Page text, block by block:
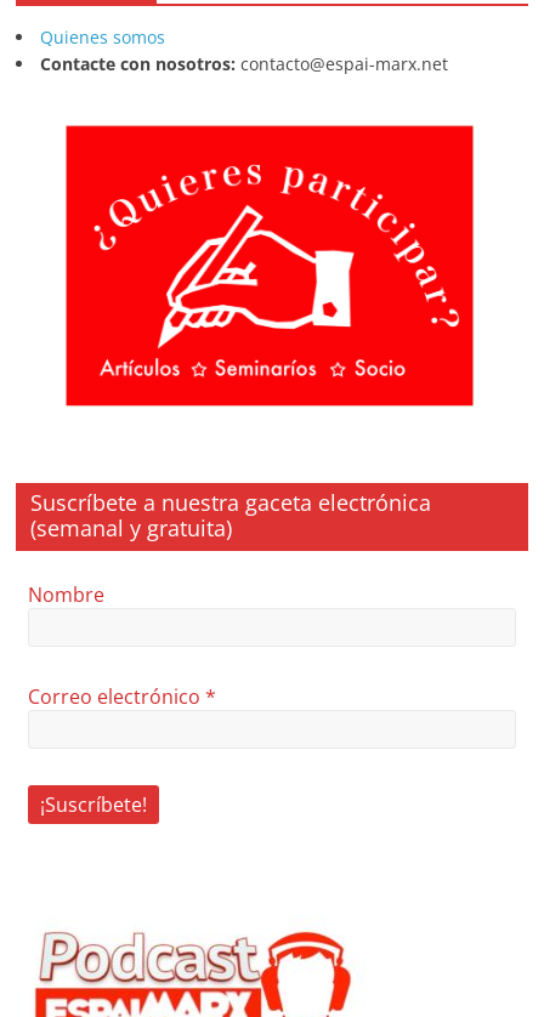
Quienes somos
Contacte con nosotros: contacto@espai-marx.net
Suscríbete a nuestra gaceta electrónica
(semanal y gratuita)
Nombre
Correo electrónico*